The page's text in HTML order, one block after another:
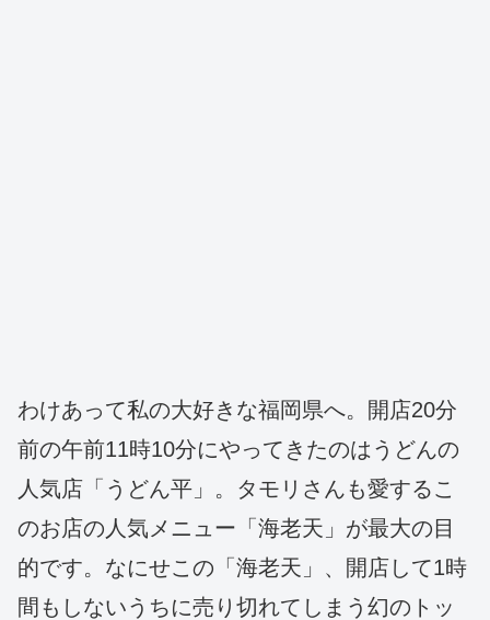
わけあって私の大好きな福岡県へ。開店20分
前の午前11時10分にやってきたのはうどんの
人気店「うどん平」。タモリさんも愛するこ
のお店の人気メニュー「海老天」が最大の目
的です。なにせこの「海老天」、開店して1時
間もしないうちに売り切れてしまう幻のトッ